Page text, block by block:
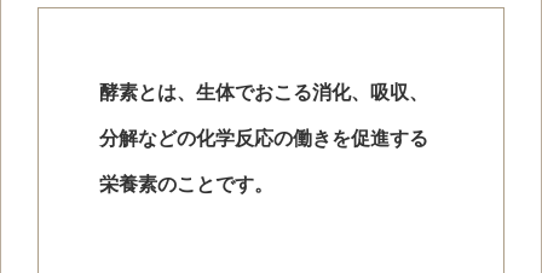
酵素とは、生体でおこる消化、吸収、
分解などの化学反応の働きを促進する
栄養素のことです。